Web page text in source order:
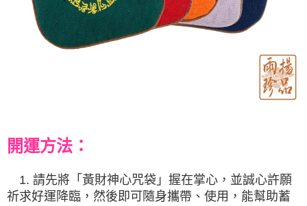
開運方法：
1. 請先將「 黃財神心咒袋 」握在掌心，並誠心許願
祈求好運降臨，然後即可隨身攜帶、使用，能幫助蓄